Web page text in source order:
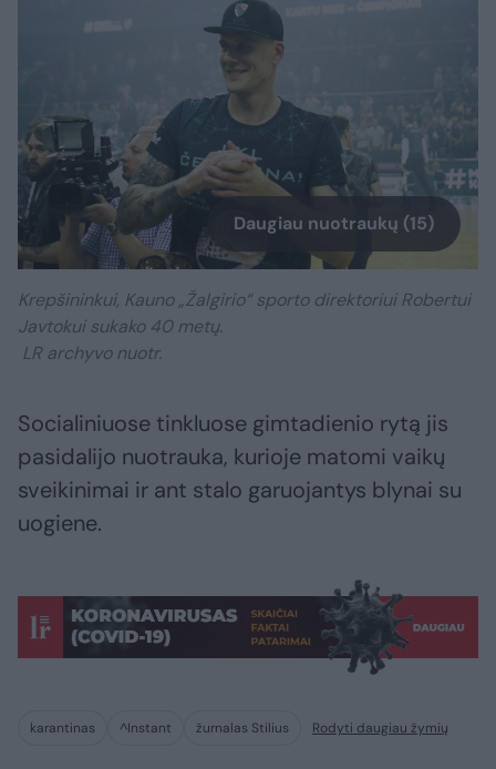
Daugiau nuotraukų (15)
Krepšininkui, Kauno „Žalgirio“ sporto direktoriui Robertui
Javtokui sukako 40 metų.
LR archyvo nuotr.
Socialiniuose tinkluose gimtadienio rytą jis
pasidalijo nuotrauka, kurioje matomi vaikų
sveikinimai ir ant stalo garuojantys blynai su
uogiene.
karantinas ^Instant žurnalas Stilius Rodyti daugiau žymių